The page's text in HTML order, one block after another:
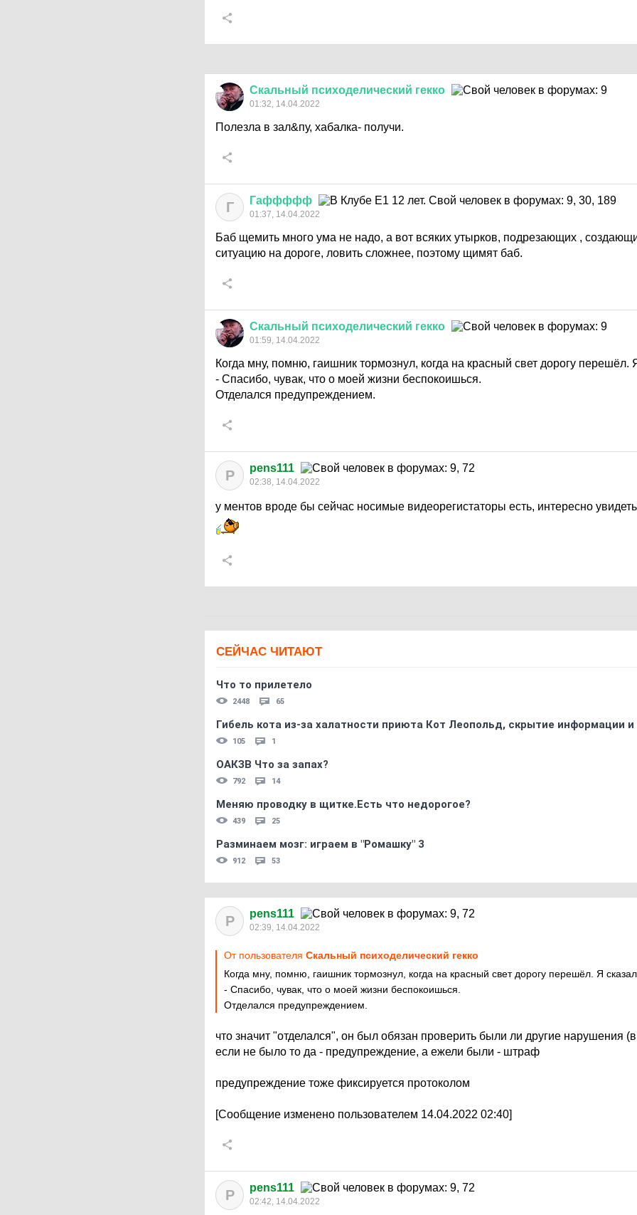
Скальный психоделический гекко
01:32, 14.04.2022
Полезла в зал&пу, хабалка- получи.
Г Гаффффф
01:37, 14.04.2022
Баб щемить много ума не надо, а вот всяких утырков, подрезающих ,
ситуацию на дороге, ловить сложнее, поэтому щимят баб.
Скальный психоделический гекко
01:59, 14.04.2022
Когда мну, помню, гаишник тормознул, когда на красный свет дорогу перешёл.
- Спасибо, чувак, что о моей жизни беспокоишься.
Отделался предупреждением.
P pens111
02:38, 14.04.2022
у ментов вроде бы сейчас носимые видеорегистаторы есть, интересно
СЕЙЧАС ЧИТАЮТ
Что то прилетело
2448 65
Гибель кота из-за халатности приюта Кот Леопольд, скрытиe информации
105 1
ОАКЗВ Что за запах?
792 14
Меняю проводку в щитке.Есть что недорогое?
439 25
Разминаем мозг: играем в "Ромашку" 3
912 53
P pens111
02:39, 14.04.2022
От пользователя Скальный психоделический гекко
Когда мну, помню, гаишник тормознул, когда на красный свет дорогу перешёл. Я
- Спасибо, чувак, что о моей жизни беспокоишься.
Отделался предупреждением.
что значит "отделался", он был обязан проверить были ли другие нарушения (в
если не было то да - предупреждение, а ежели были - штраф
предупреждение тоже фиксируется протоколом
[Сообщение изменено пользователем 14.04.2022 02:40]
P pens111
02:42, 14.04.2022